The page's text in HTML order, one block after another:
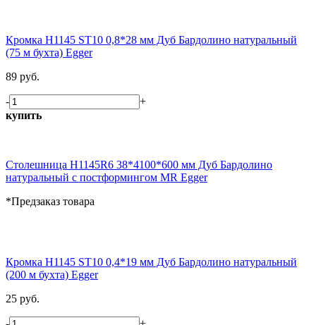
Кромка H1145 ST10 0,8*28 мм Дуб Бардолино натуральный
(75 м бухта) Egger
89 руб.
-
+
купить
Столешница H1145R6 38*4100*600 мм Дуб Бардолино
натуральный с постформингом MR Egger
*Предзаказ товара
Кромка H1145 ST10 0,4*19 мм Дуб Бардолино натуральный
(200 м бухта) Egger
25 руб.